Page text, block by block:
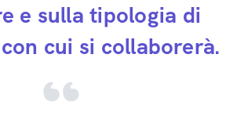
e sulla tipologia di
cui si collaborerà.